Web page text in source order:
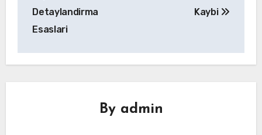
Detaylandirma
Esaslari
Kaybi
By admin